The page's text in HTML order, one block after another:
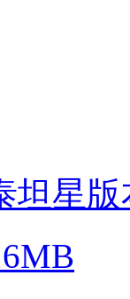
坦星版